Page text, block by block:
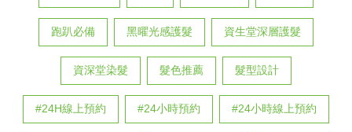
跑趴必備 黑曜光感護髮 資生堂深層護髮
資深堂染髮 髮色推薦 髮型設計
#24H線上預約 #24小時預約 #24小時線上預約